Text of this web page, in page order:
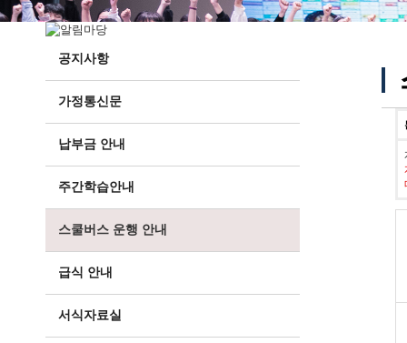
공지사항
가정통신문
납부금 안내
주간학습안내
스쿨버스 운행 안내
급식 안내
서식자료실